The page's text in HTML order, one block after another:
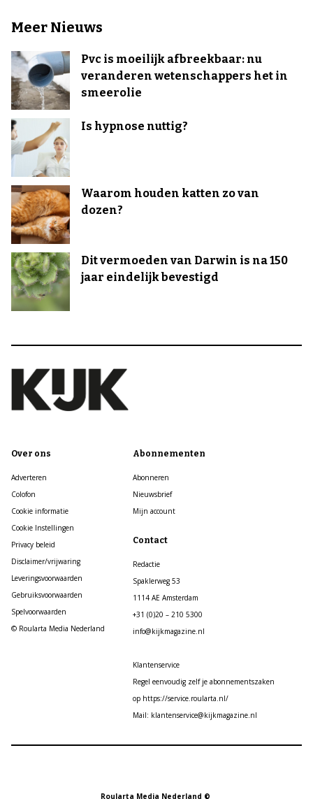
Meer Nieuws
Pvc is moeilijk afbreekbaar: nu
veranderen wetenschappers het in
smeerolie
Is hypnose nuttig?
Waarom houden katten zo van
dozen?
Dit vermoeden van Darwin is na 150
jaar eindelijk bevestigd
Over ons
Adverteren
Colofon
Cookie informatie
Cookie Instellingen
Privacy beleid
Disclaimer/vrijwaring
Leveringsvoorwaarden
Gebruiksvoorwaarden
Spelvoorwaarden
© Roularta Media Nederland
Abonnementen
Abonneren
Nieuwsbrief
Mijn account
Contact
Redactie
Spaklerweg 53
1114 AE Amsterdam
+31 (0)20 – 210 5300
info@kijkmagazine.nl
Klantenservice
Regel eenvoudig zelf je abonnementszaken
op https://service.roularta.nl/
Mail: klantenservice@kijkmagazine.nl
Roularta Media Nederland ©